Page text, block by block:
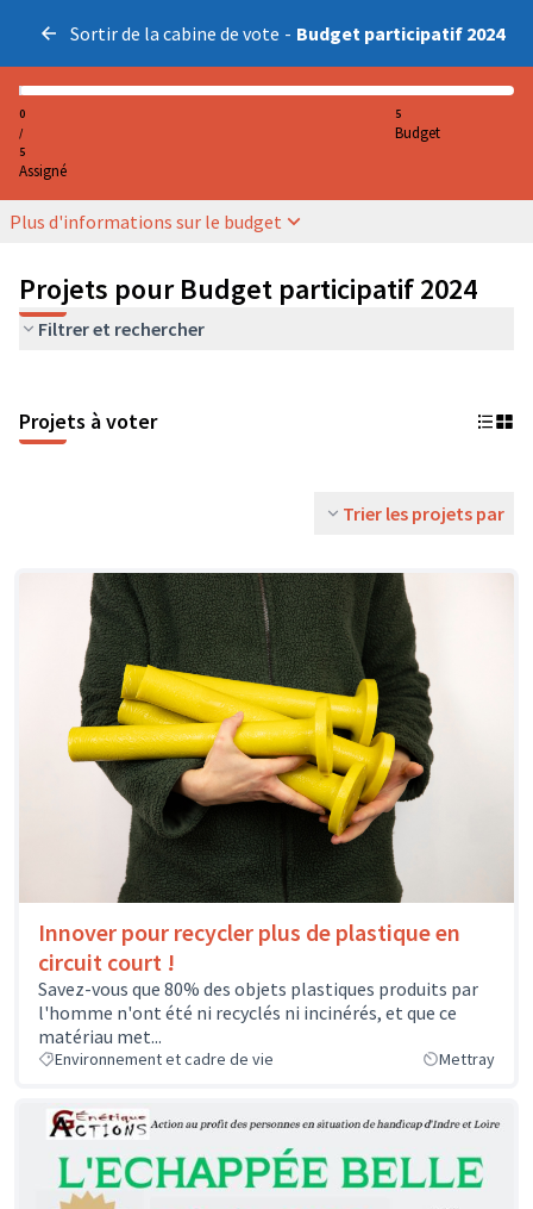
Sortir de la cabine de vote - Budget participatif 2024
0
/
5
Assigné
5
Budget
Plus d'informations sur le budget
Projets pour Budget participatif 2024
Filtrer et rechercher
Projets à voter
Trier les projets par
Innover pour recycler plus de plastique en
circuit court !
Savez-vous que 80% des objets plastiques produits par
l'homme n'ont été ni recyclés ni incinérés, et que ce
matériau met...
Environnement et cadre de vie Mettray